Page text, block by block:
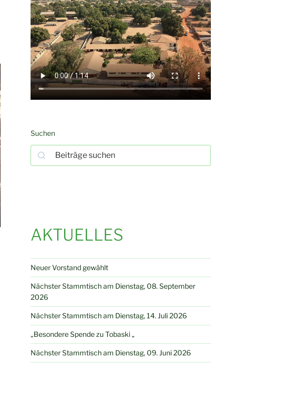
Suchen
Suchen
AKTUELLES
Neuer Vorstand gewählt
Nächster Stammtisch am Dienstag, 08. September
2026
Nächster Stammtisch am Dienstag, 14. Juli 2026
„Besondere Spende zu Tobaski „
Nächster Stammtisch am Dienstag, 09. Juni 2026